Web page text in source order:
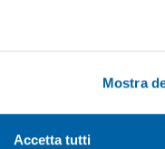
Mostra
Accetta tutti